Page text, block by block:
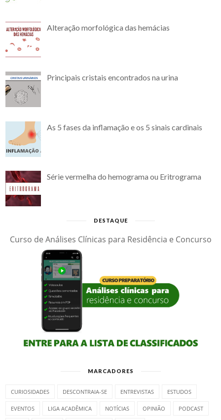
Alteração morfológica das hemácias
Principais cristais encontrados na urina
As 5 fases da inflamação e os 5 sinais cardinais
Série vermelha do hemograma ou Eritrograma
DESTAQUE
Curso de Análises Clínicas para Residência e Concurso
MARCADORES
CURIOSIDADES DESCONTRAIA-SE ENTREVISTAS ESTUDOS
EVENTOS LIGA ACADÊMICA NOTÍCIAS OPINIÃO PODCAST